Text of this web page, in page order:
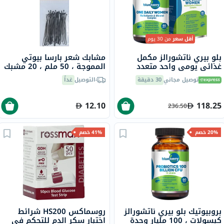
أقل سعرمن 30 يوم
بلو بيري ناتشورالز مكمل
غذائي يومي واحد متعدد
الفيتامينات والمعادن للنساء،
حزمة من 60 قرصتوصيل مجاني30 دقيقة
118.25
236.50
مشابك شعر بارسا بيوتي
المموجة ، 50 ملم ، 20 مشبك
التوصيلغداً
12.10
20% خصم
بروبيوتيك بلو بيري ناتشورالز
كبسولات ، 100 مليار وحدة
41% خصم
روسماكس HS200 شرائط
اختبار سكر الدم للتحكم في